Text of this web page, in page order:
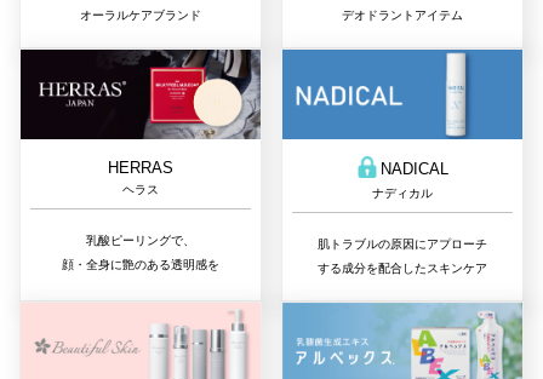
オーラルケアブランド
デオドラントアイテム
HERRAS
ヘラス
乳酸ピーリングで、
顔・全身に艶のある透明感を
NADICAL
ナディカル
肌トラブルの原因にアプローチ
する成分を配合したスキンケア